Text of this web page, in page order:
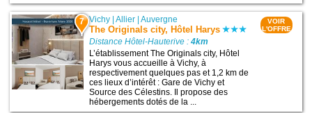
7 Vichy |Allier |Auvergne
The Originals city, Hôtel Harys
Distance Hôtel-Hauterive :4km
L’établissement The Originals city, Hôtel
Harys vous accueille à Vichy, à
respectivement quelques pas et 1,2 km de
ces lieux d’intérêt : Gare de Vichy et
Source des Célestins. Il propose des
hébergements dotés de la ...
VOIR
L'OFFRE